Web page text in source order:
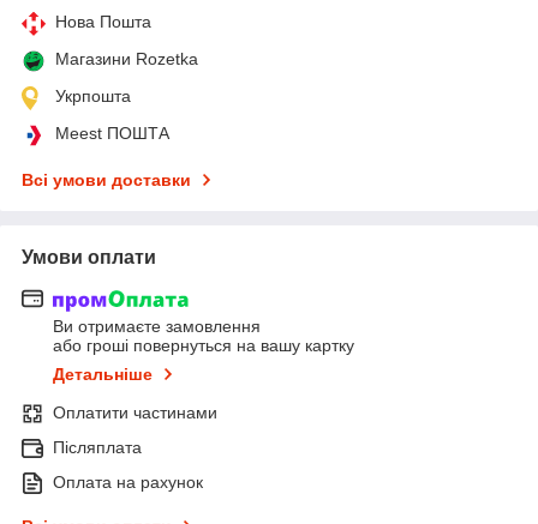
Нова Пошта
Магазини Rozetka
Укрпошта
Meest ПОШТА
Всі умови доставки
Умови оплати
Ви отримаєте замовлення
або гроші повернуться на вашу картку
Детальніше
Оплатити частинами
Післяплата
Оплата на рахунок